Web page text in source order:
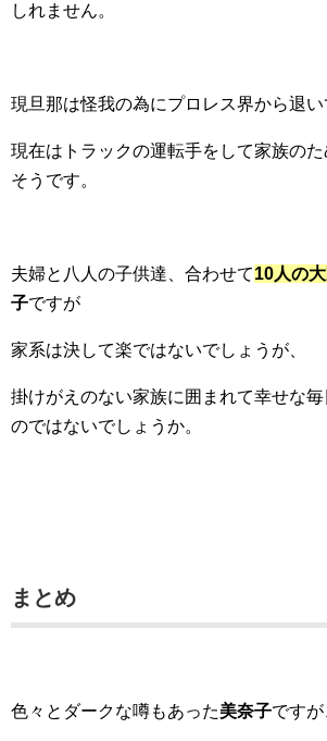
しれません。
現旦那は怪我の為にプロレス界から退い
現在はトラックの運転手をして家族の
そうです。
夫婦と八人の子供達、合わせて10人の
子ですが
家系は決して楽ではないでしょうが、
掛けがえのない家族に囲まれて幸せな
のではないでしょうか。
まとめ
色々とダークな噂もあった美奈子ですが